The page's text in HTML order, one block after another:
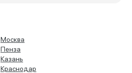
Москва
Пенза
Казань
Краснодар